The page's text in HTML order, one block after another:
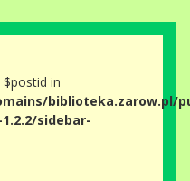
$postid in
biblioteka.zarow.pl/
sidebar-